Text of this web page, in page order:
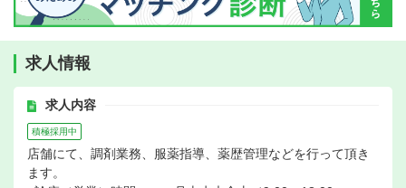
求人情報
求人内容
積極採用中
店舗にて、調剤業務、服薬指導、薬歴管理などを行って頂き
ます。